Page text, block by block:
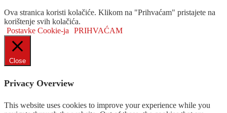
Ova stranica koristi kolačiće. Klikom na "Prihvaćam" pristajete na
korištenje svih kolačića.
Postavke Cookie-ja
PRIHVAĆAM
Close
Privacy Overview
This website uses cookies to improve your experience while you